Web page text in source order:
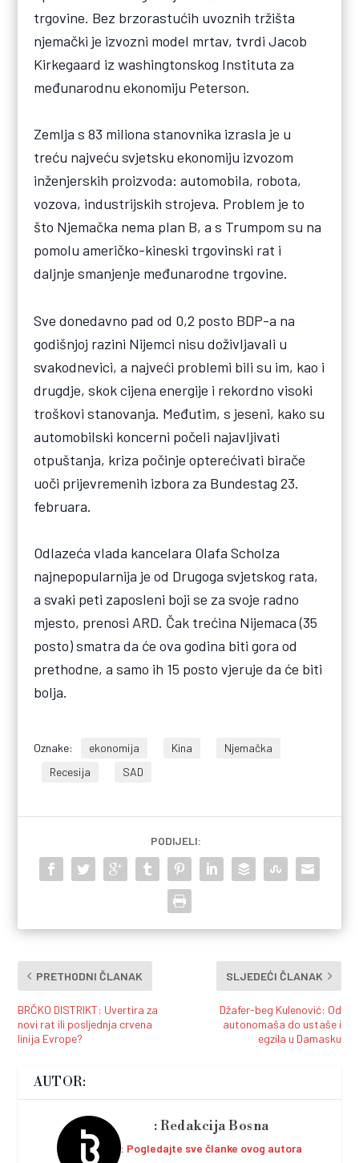
trgovine. Bez brzorastućih uvoznih tržišta
njemački je izvozni model mrtav, tvrdi Jacob
Kirkegaard iz washingtonskog Instituta za
međunarodnu ekonomiju Peterson.
Zemlja s 83 miliona stanovnika izrasla je u
treću najveću svjetsku ekonomiju izvozom
inženjerskih proizvoda: automobila, robota,
vozova, industrijskih strojeva. Problem je to
što Njemačka nema plan B, a s Trumpom su na
pomolu američko-kineski trgovinski rat i
daljnje smanjenje međunarodne trgovine.
Sve donedavno pad od 0,2 posto BDP-a na
godišnjoj razini Nijemci nisu doživljavali u
svakodnevici, a najveći problemi bili su im, kao i
drugdje, skok cijena energije i rekordno visoki
troškovi stanovanja. Međutim, s jeseni, kako su
automobilski koncerni počeli najavljivati
otpuštanja, kriza počinje opterećivati birače
uoči prijevremenih izbora za Bundestag 23.
februara.
Odlazeća vlada kancelara Olafa Scholza
najnepopularnija je od Drugoga svjetskog rata,
a svaki peti zaposleni boji se za svoje radno
mjesto, prenosi ARD. Čak trećina Nijemaca (35
posto) smatra da će ova godina biti gora od
prethodne, a samo ih 15 posto vjeruje da će biti
bolja.
Oznake: ekonomija Kina
Njemačka
Recesija
SAD
PODIJELI:
PRETHODNI ČLANAK
BRČKO DISTRIKT: Uvertira za
novi rat ili posljednja crvena
linija Evrope?
SLJEDEĆI ČLANAK
Džafer-beg Kulenović: Od
autonomaša do ustaše i
egzila u Damasku
AUTOR:
Redakcija Bosna
Pogledajte sve članke ovog autora